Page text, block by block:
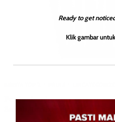
Penjualan borang
Ready to get
Klik gambar